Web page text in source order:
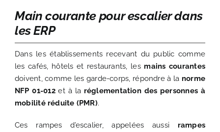
Main courante pour escalier dans
les ERP
Dans les établissements recevant du public comme
les cafés, hôtels et restaurants, les mains courantes
doivent, comme les garde-corps, répondre à la norme
NFP 01-012et à la réglementation des personnes à
mobilité réduite (PMR).
Ces rampes d’escalier, appelées aussi rampes